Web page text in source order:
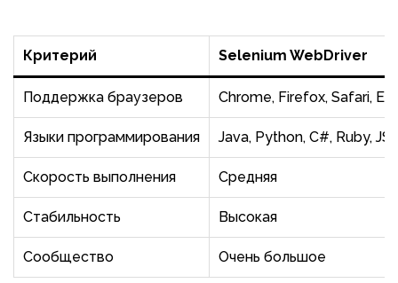
Критерий Selenium WebDriver
Поддержка браузеров Chrome, Firefox, Safari,
Языки программирования Java, Python, C#, Ruby, JS
Скорость выполнения Средняя
Стабильность Высокая
Сообщество Очень большое